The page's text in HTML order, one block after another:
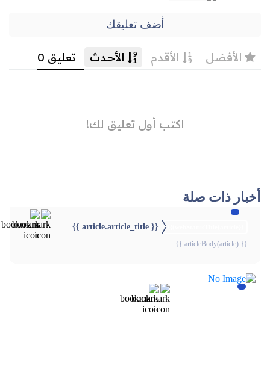
أضف تعليقك
أخبار ذات صلة
{{ article.article_title }}
{{ articleBody(article) }}